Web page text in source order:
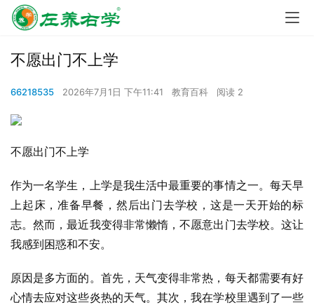
不愿出门不上学
66218535 2026年7月1日 下午11:41 教育百科 阅读 2
不愿出门不上学
作为一名学生，上学是我生活中最重要的事情之一。每天早
上起床，准备早餐，然后出门去学校，这是一天开始的标
志。然而，最近我变得非常懒惰，不愿意出门去学校。这让
我感到困惑和不安。
原因是多方面的。首先，天气变得非常热，每天都需要有好
心情去应对这些炎热的天气。其次，我在学校里遇到了一些